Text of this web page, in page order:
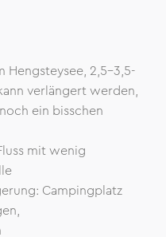
Hengsteysee, 2,5-3,5-
verlängert werden,
ein bisschen
mit wenig
Campingplatz